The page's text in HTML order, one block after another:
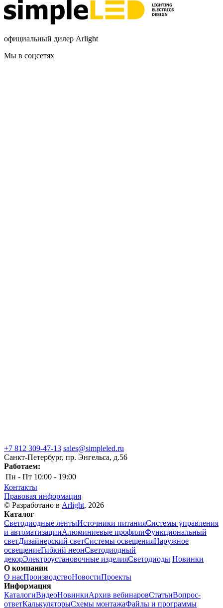
официальный дилер Arlight
Мы в соцсетях
+7 812 309-47-13 sales@simpleled.ru
Санкт-Петербург, пр. Энгельса, д.56
Работаем:
Пн - Пт 10:00 - 19:00
Контакты
Правовая информация
© Разработано в Arlight, 2026
Каталог
Светодиодные лентыИсточники питанияСистемы управления
и автоматизацииАлюминиевые профилиФункциональный
светДизайнерский светСистемы освещенияНаружное
освещениеГибкий неонСветодиодный
декорЭлектроустановочные изделияСветодиоды Новинки
О компании
О насПроизводствоНовостиПроекты
Информация
КаталогиВидеоНовинкиАрхив вебинаровСтатьиВопрос-
ответКалькуляторыСхемы монтажаФайлы и программы